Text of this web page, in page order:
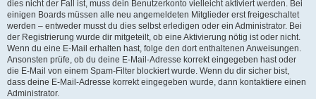
dies nicht der Fall ist, muss dein Benutzerkonto vielleicht aktiviert werden. Bei
einigen Boards müssen alle neu angemeldeten Mitglieder erst freigeschaltet
werden – entweder musst du dies selbst erledigen oder ein Administrator. Bei
der Registrierung wurde dir mitgeteilt, ob eine Aktivierung nötig ist oder nicht.
Wenn du eine E-Mail erhalten hast, folge den dort enthaltenen Anweisungen.
Ansonsten prüfe, ob du deine E-Mail-Adresse korrekt eingegeben hast oder
die E-Mail von einem Spam-Filter blockiert wurde. Wenn du dir sicher bist,
dass deine E-Mail-Adresse korrekt eingegeben wurde, dann kontaktiere einen
Administrator.